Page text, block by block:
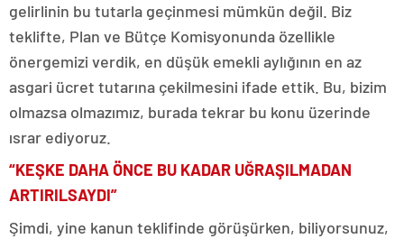
gelirlinin bu tutarla geçinmesi mümkün değil. Biz
teklifte, Plan ve Bütçe Komisyonunda özellikle
önergemizi verdik, en düşük emekli aylığının en az
asgari ücret tutarına çekilmesini ifade ettik. Bu, bizim
olmazsa olmazımız, burada tekrar bu konu üzerinde
ısrar ediyoruz.
“KEŞKE DAHA ÖNCE BU KADAR UĞRAŞILMADAN
ARTIRILSAYDI”
Şimdi, yine kanun teklifinde görüşürken, biliyorsunuz,